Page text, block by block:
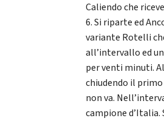
Caliendo che
6. Si riparte ed
variante Rotelli
all’intervallo ed
per venti minuti.
chiudendo il
non va.
campione